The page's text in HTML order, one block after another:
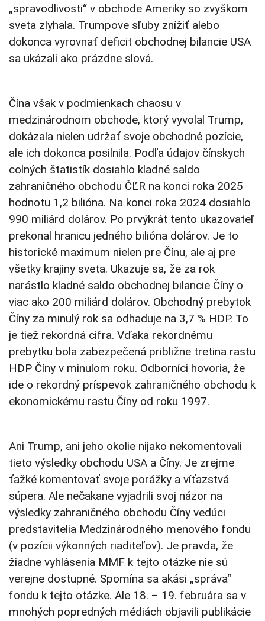
„spravodlivosti“ v obchode Ameriky so zvyškom
sveta zlyhala. Trumpove sľuby znížiť alebo
dokonca vyrovnať deficit obchodnej bilancie USA
sa ukázali ako prázdne slová.
Čína však v podmienkach chaosu v
medzinárodnom obchode, ktorý vyvolal Trump,
dokázala nielen udržať svoje obchodné pozície,
ale ich dokonca posilnila. Podľa údajov čínskych
colných štatistík dosiahlo kladné saldo
zahraničného obchodu ČĽR na konci roka 2025
hodnotu 1,2 bilióna. Na konci roka 2024 dosiahlo
990 miliárd dolárov. Po prvýkrát tento ukazovateľ
prekonal hranicu jedného bilióna dolárov. Je to
historické maximum nielen pre Čínu, ale aj pre
všetky krajiny sveta. Ukazuje sa, že za rok
narástlo kladné saldo obchodnej bilancie Číny o
viac ako 200 miliárd dolárov. Obchodný prebytok
Číny za minulý rok sa odhaduje na 3,7 % HDP. To
je tiež rekordná cifra. Vďaka rekordnému
prebytku bola zabezpečená približne tretina rastu
HDP Číny v minulom roku. Odborníci hovoria, že
ide o rekordný príspevok zahraničného obchodu k
ekonomickému rastu Číny od roku 1997.
Ani Trump, ani jeho okolie nijako nekomentovali
tieto výsledky obchodu USA a Číny. Je zrejme
ťažké komentovať svoje porážky a víťazstvá
súpera. Ale nečakane vyjadrili svoj názor na
výsledky zahraničného obchodu Číny vedúci
predstavitelia Medzinárodného menového fondu
(v pozícii výkonných riaditeľov). Je pravda, že
žiadne vyhlásenia MMF k tejto otázke nie sú
verejne dostupné. Spomína sa akási „správa“
fondu k tejto otázke. Ale 18. – 19. februára sa v
mnohých popredných médiách objavili publikácie